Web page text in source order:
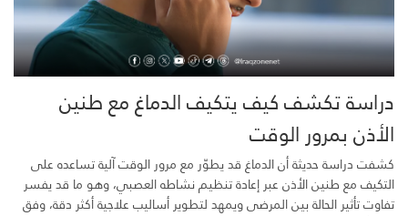
دراسة تكشف كيف يتكيف الدماغ مع طنين
الأذن بمرور الوقت
كشفت دراسة حديثة أن الدماغ قد يطوّر مع مرور الوقت آلية تساعده على
التكيف مع طنين الأذن عبر إعادة تنظيم نشاطه العصبي، وهو ما قد يفسر
تفاوت تأثير الحالة بين المرضى ويمهد لتطوير أساليب علاجية أكثر دقة، وفق